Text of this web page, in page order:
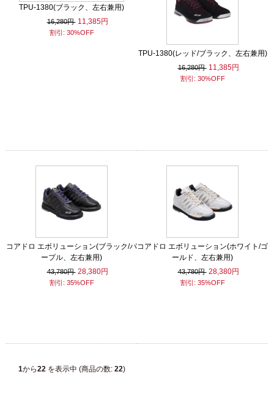
TPU-1380(ブラック、左右兼用)
16,280円 11,385円
割引: 30%OFF
TPU-1380(レッド/ブラック、左右兼用)
16,280円 11,385円
割引: 30%OFF
コアドロ エボリューション(ブラック/パ
ープル、左右兼用)
43,780円 28,380円
割引: 35%OFF
コアドロ エボリューション(ホワイト/ゴ
ールド、左右兼用)
43,780円 28,380円
割引: 35%OFF
1から22を表示中 (商品の数: 22)